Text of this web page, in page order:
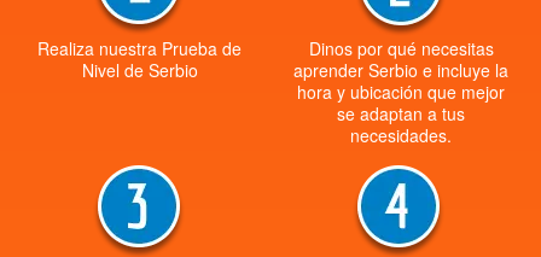
Realiza nuestra Prueba de
Nivel de Serbio
Dinos por qué necesitas
aprender Serbio e incluye la
hora y ubicación que mejor
se adaptan a tus
necesidades.